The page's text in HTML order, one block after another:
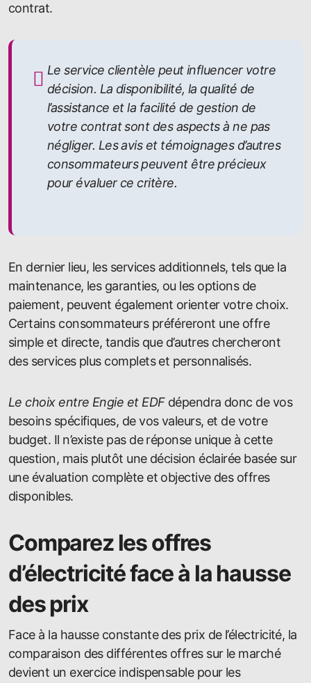
contrat.
Le service clientèle peut influencer votre
décision. La disponibilité, la qualité de
l’assistance et la facilité de gestion de
votre contrat sont des aspects à ne pas
négliger. Les avis et témoignages d’autres
consommateurs peuvent être précieux
pour évaluer ce critère.
En dernier lieu, les services additionnels, tels que la
maintenance, les garanties, ou les options de
paiement, peuvent également orienter votre choix.
Certains consommateurs préféreront une offre
simple et directe, tandis que d’autres chercheront
des services plus complets et personnalisés.
Le choix entre Engie et EDFdépendra donc de vos
besoins spécifiques, de vos valeurs, et de votre
budget. Il n’existe pas de réponse unique à cette
question, mais plutôt une décision éclairée basée sur
une évaluation complète et objective des offres
disponibles.
Comparez les offres
d’électricité face à la hausse
des prix
Face à la hausse constante des prix de l’électricité, la
comparaison des différentes offres sur le marché
devient un exercice indispensable pour les